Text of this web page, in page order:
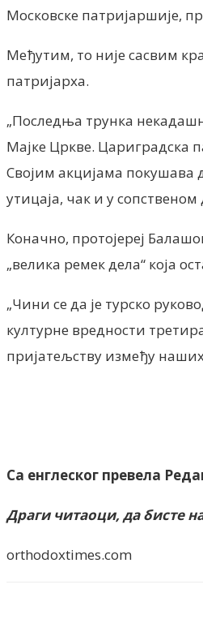
Московске патријаршије,
Међутим, то није сасвим
патријарха.
„Последња трунка
Мајке Цркве. Цариградска
Својим акцијама покушава
утицаја, чак и у сопственом
Коначно, протојереј
„велика ремек дела“ која
„Чини се да је турско
културне вредности
пријатељству између
Са енглеског превела
Драги читаоци, да бисте
orthodoxtimes.com